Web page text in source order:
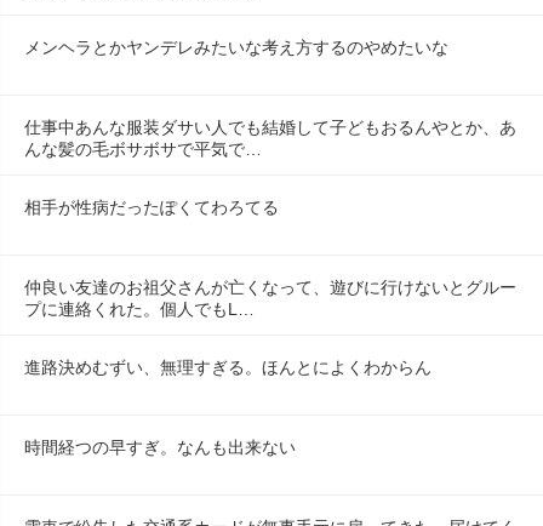
メンヘラとかヤンデレみたいな考え方するのやめたいな
仕事中あんな服装ダサい人でも結婚して子どもおるんやとか、あ
んな髪の毛ボサボサで平気で…
相手が性病だったぽくてわろてる
仲良い友達のお祖父さんが亡くなって、遊びに行けないとグルー
プに連絡くれた。個人でもL…
進路決めむずい、無理すぎる。ほんとによくわからん
時間経つの早すぎ。なんも出来ない